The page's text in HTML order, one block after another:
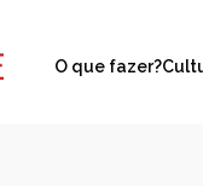
O que fazer?